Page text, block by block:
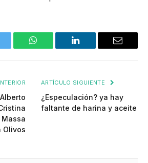
WhatsApp LinkedIn Email
Massa
Olivos
ARTÍCULO SIGUIENTE
¿Especulación? ya hay
faltante de harina y aceite